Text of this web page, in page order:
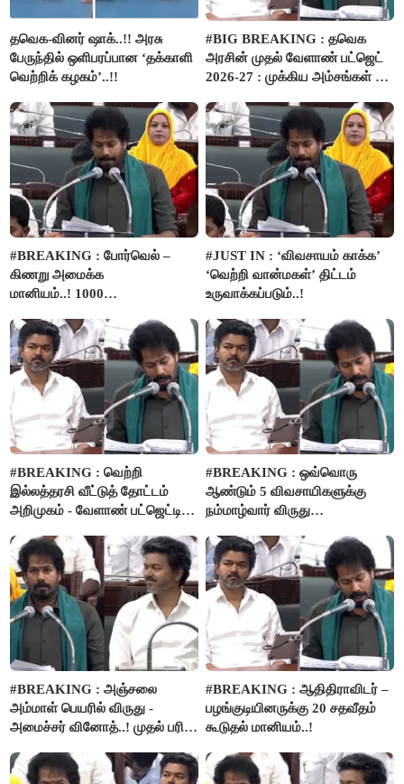
தவெக-வினர் ஷாக்..!! அரசு
பேருந்தில் ஒளிபரப்பான ‘தக்காளி
வெற்றிக் கழகம்’..!!
#BIG BREAKING : தவெக
அரசின் முதல் வேளாண் பட்ஜெட்
2026-27 : முக்கிய அம்சங்கள் ஓர்
#BREAKING : போர்வெல் –
கிணறு அமைக்க
மானியம்..! 1000
பம்புசெட் வழங்கப்படும்..!
#JUST IN : ‘விவசாயம் காக்க’
‘வெற்றி வான்மகள்’ திட்டம்
உருவாக்கப்படும்..!
#BREAKING : வெற்றி
இல்லத்தரசி வீட்டுத் தோட்டம்
அறிமுகம் - வேளாண் பட்ஜெட்டில்
#BREAKING : ஒவ்வொரு
ஆண்டும் 5 விவசாயிகளுக்கு
நம்மாழ்வார் விருது
#BREAKING : அஞ்சலை
அம்மாள் பெயரில் விருது -
அமைச்சர் வினோத்..! முதல் பரிசு
#BREAKING : ஆதிதிராவிடர் –
பழங்குடியினருக்கு 20 சதவீதம்
கூடுதல் மானியம்..!